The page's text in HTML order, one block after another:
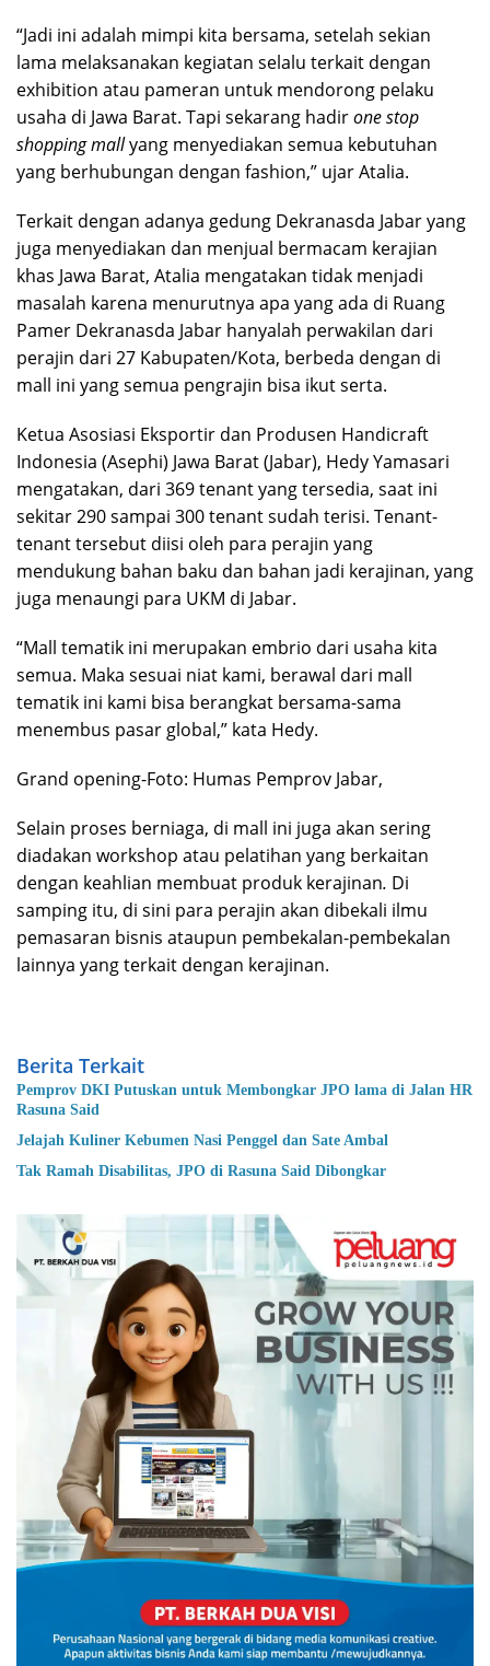
“Jadi ini adalah mimpi kita bersama, setelah sekian
lama melaksanakan kegiatan selalu terkait dengan
exhibition atau pameran untuk mendorong pelaku
usaha di Jawa Barat. Tapi sekarang hadirone stop
shopping mallyang menyediakan semua kebutuhan
yang berhubungan dengan fashion,” ujar Atalia.
Terkait dengan adanya gedung Dekranasda Jabar yang
juga menyediakan dan menjual bermacam kerajian
khas Jawa Barat, Atalia mengatakan tidak menjadi
masalah karena menurutnya apa yang ada di Ruang
Pamer Dekranasda Jabar hanyalah perwakilan dari
perajin dari 27 Kabupaten/Kota, berbeda dengan di
mall ini yang semua pengrajin bisa ikut serta.
Ketua Asosiasi Eksportir dan Produsen Handicraft
Indonesia (Asephi) Jawa Barat (Jabar), Hedy Yamasari
mengatakan, dari 369 tenant yang tersedia, saat ini
sekitar 290 sampai 300 tenant sudah terisi. Tenant-
tenant tersebut diisi oleh para perajin yang
mendukung bahan baku dan bahan jadi kerajinan, yang
juga menaungi para UKM di Jabar.
“Mall tematik ini merupakan embrio dari usaha kita
semua. Maka sesuai niat kami, berawal dari mall
tematik ini kami bisa berangkat bersama-sama
menembus pasar global,” kata Hedy.
Grand opening-Foto: Humas Pemprov Jabar,
Selain proses berniaga, di mall ini juga akan sering
diadakan workshop atau pelatihan yang berkaitan
dengan keahlian membuat produk kerajinan. Di
samping itu, di sini para perajin akan dibekali ilmu
pemasaran bisnis ataupun pembekalan-pembekalan
lainnya yang terkait dengan kerajinan.
Berita Terkait
Pemprov DKI Putuskan untuk Membongkar JPO lama di Jalan HR
Rasuna Said
Jelajah Kuliner Kebumen Nasi Penggel dan Sate Ambal
Tak Ramah Disabilitas, JPO di Rasuna Said Dibongkar